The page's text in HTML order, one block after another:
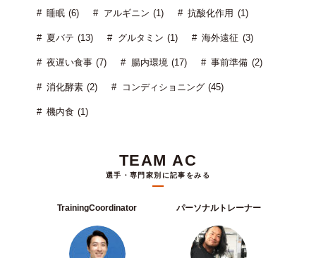
睡眠 (6) アルギニン (1) 抗酸化作用 (1)
夏バテ (13) グルタミン (1) 海外遠征 (3)
夜遅い食事 (7) 腸内環境 (17) 事前準備 (2)
消化酵素 (2) コンディショニング (45)
機内食 (1)
TEAM AC
選手・専門家別に記事をみる
TrainingCoordinator パーソナルトレーナー